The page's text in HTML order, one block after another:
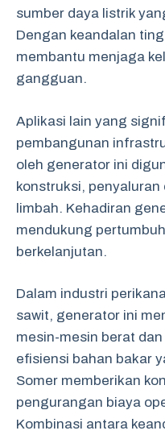
sumber daya listrik
Dengan keandalan
membantu menjaga
gangguan.
Aplikasi lain yang
pembangunan
oleh generator ini
konstruksi,
limbah. Kehadiran
mendukung
berkelanjutan.
Dalam industri
sawit, generator ini
mesin-mesin berat
efisiensi bahan bakar
Somer memberikan
pengurangan biaya
Kombinasi antara